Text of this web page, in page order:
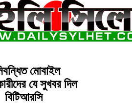
মোবাইল
যে সুখবর দিল
বিটিআরসি